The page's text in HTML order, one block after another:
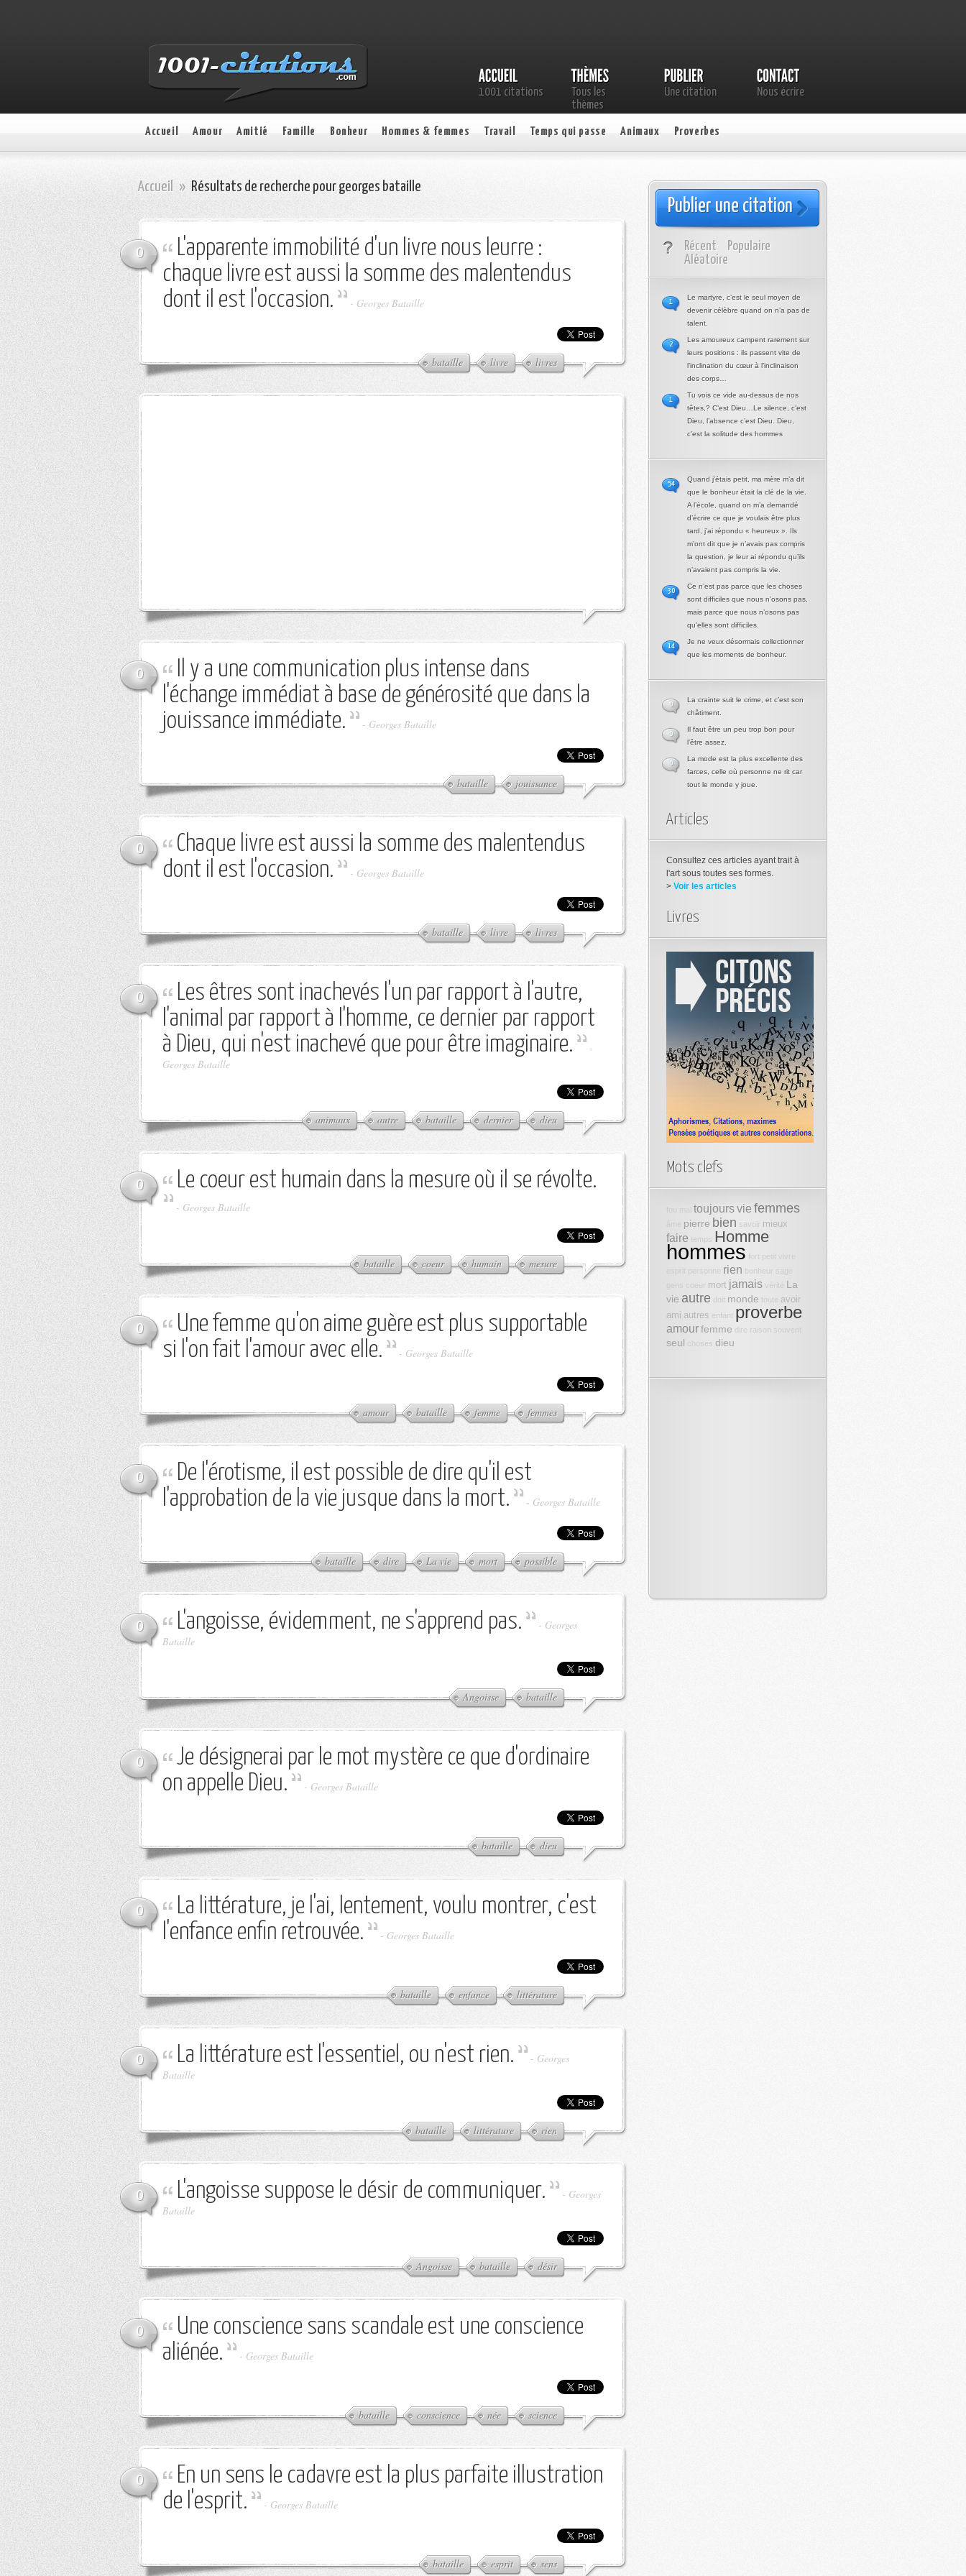
1001 citations
Tous les
thèmes
Une citation Nous écrire
Accueil Amour Amitié Famille Bonheur Hommes & femmes Travail Temps qui passe Animaux Proverbes
Accueil » Résultats de recherche pour georges bataille
0
L'apparente immobilité d'un livre nous leurre :
chaque livre est aussi la somme des malentendus
dont il est l'occasion.
- Georges Bataille
bataille livre livres
0
Il y a une communication plus intense dans
l'échange immédiat à base de générosité que dans la
jouissance immédiate.
- Georges Bataille
bataille jouissance
0
Chaque livre est aussi la somme des malentendus
dont il est l'occasion.
- Georges Bataille
bataille livre livres
0
Les êtres sont inachevés l'un par rapport à l'autre,
l'animal par rapport à l'homme, ce dernier par rapport
à Dieu, qui n'est inachevé que pour être imaginaire.
-
Georges Bataille
animaux autre bataille dernier dieu
0 Le coeur est humain dans la mesure où il se révolte.
- Georges Bataille
bataille coeur humain mesure
0
Une femme qu'on aime guère est plus supportable
si l'on fait l'amour avec elle.
- Georges Bataille
amour bataille femme femmes
0
De l'érotisme, il est possible de dire qu'il est
l'approbation de la vie jusque dans la mort.
- Georges Bataille
bataille dire La vie mort possible
0 L'angoisse, évidemment, ne s'apprend pas. - Georges
Bataille
Angoisse bataille
0
Je désignerai par le mot mystère ce que d'ordinaire
on appelle Dieu.
- Georges Bataille
bataille dieu
0
La littérature, je l'ai, lentement, voulu montrer, c'est
l'enfance enfin retrouvée.
- Georges Bataille
bataille enfance littérature
0 La littérature est l'essentiel, ou n'est rien. - Georges
Bataille
bataille littérature rien
0 L'angoisse suppose le désir de communiquer. - Georges
Bataille
Angoisse bataille désir
0
Une conscience sans scandale est une conscience
aliénée.
- Georges Bataille
bataille conscience née science
0
En un sens le cadavre est la plus parfaite illustration
de l'esprit.
- Georges Bataille
bataille esprit sens
Publier une citation
Récent
Populaire
Aléatoire
Le martyre, c’est le seul moyen de
devenir célèbre quand on n’a pas de
talent.
1
Les amoureux campent rarement sur
leurs positions : ils passent vite de
l’inclination du cœur à l’inclinaison
des corps…
2
Tu vois ce vide au-dessus de nos
têtes,? C’est Dieu…Le silence, c’est
Dieu, l’absence c’est Dieu. Dieu,
c’est la solitude des hommes
1
Quand j’étais petit, ma mère m’a dit
que le bonheur était la clé de la vie.
A l’école, quand on m’a demandé
d’écrire ce que je voulais être plus
tard, j’ai répondu « heureux ». Ils
m’ont dit que je n’avais pas compris
la question, je leur ai répondu qu’ils
n’avaient pas compris la vie.
54
Ce n’est pas parce que les choses
sont difficiles que nous n’osons pas,
mais parce que nous n’osons pas
qu’elles sont difficiles.
30
Je ne veux désormais collectionner
que les moments de bonheur.
14
La crainte suit le crime, et c’est son
châtiment.
0
Il faut être un peu trop bon pour
l’être assez.
0
La mode est la plus excellente des
farces, celle où personne ne rit car
tout le monde y joue.
0
Articles
Consultez ces articles ayant trait à
l'art sous toutes ses formes.
> Voir les articles
Livres
Mots clefs
toujoursvie femmes
pierre bien savoir mieux
faire temps Homme
hommes fort petit
personne rien bonheur
sage
coeur mort jamais vérité
La
vie autre doit monde toute
avoir
ami autres enfant proverbe
amourfemme dire raison souvent
seul choses dieu